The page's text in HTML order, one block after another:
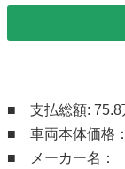
■ 支払総額: 75.8
■ 車両本体価格
■ メーカー名：